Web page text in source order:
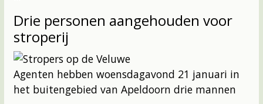
Drie personen aangehouden voor
stroperij
Agenten hebben woensdagavond 21 januari in
het buitengebied van Apeldoorn drie mannen